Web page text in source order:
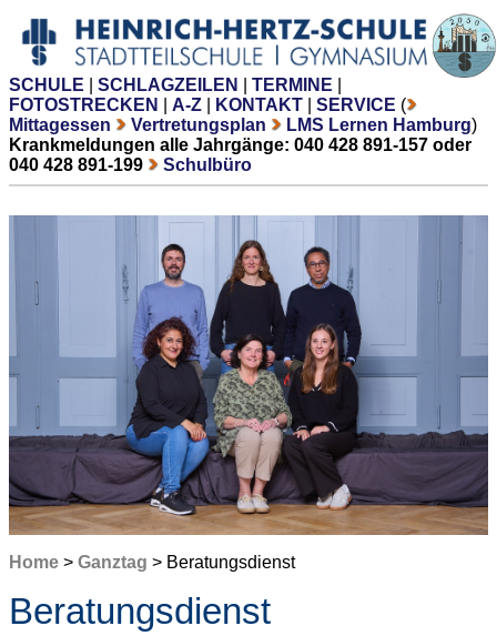
SCHULE SCHLAGZEILEN TERMINE
FOTOSTRECKEN
A-Z KONTAKT SERVICE (
Mittagessen
Vertretungsplan LMS Lernen Hamburg)
Krankmeldungen alle Jahrgänge: 040 428 891-157 oder
040 428 891-199
Schulbüro
Home > Ganztag > Beratungsdienst
Beratungsdienst